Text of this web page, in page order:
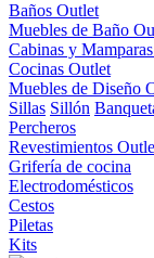
Baños Outlet
Muebles de Baño
Cabinas y
Cocinas Outlet
Muebles de Diseño
Sillas Sillón
Percheros
Revestimientos
Grifería de cocina
Electrodomésticos
Cestos
Piletas
Kits